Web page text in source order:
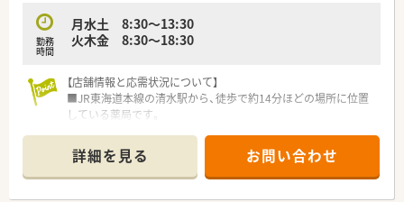
勤務
時間
月水土 8:30～13:30
火木金 8:30～18:30
【店舗情報と応需状況について】
■JR東海道本線の清水駅から、徒歩で約14分ほどの場所に位置
している薬局です。
り、専門性を高められます。
■月・水・土曜は半日勤務で、火・木・金曜は18時半までの開局時
間となっています。
詳細を見る お問い合わせ